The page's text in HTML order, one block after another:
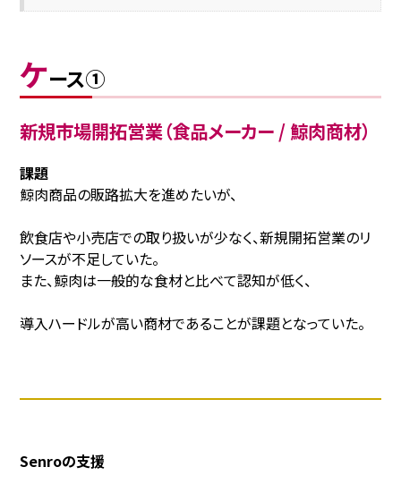
ケース①
新規市場開拓営業（食品メーカー / 鯨肉商材）
課題
鯨肉商品の販路拡大を進めたいが、
飲食店や小売店での取り扱いが少なく、新規開拓営業のリ
ソースが不足していた。
また、鯨肉は一般的な食材と比べて認知が低く、
導入ハードルが高い商材であることが課題となっていた。
Senroの支援